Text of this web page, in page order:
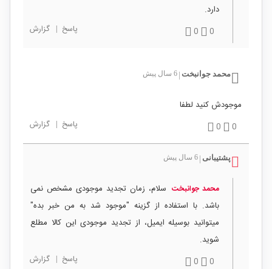
دارد.
0
0 پاسخ | گزارش
محمد جوانبخت 6 سال پیش
موجودش کنید لطفا
0
0 پاسخ | گزارش
پشتیبانی 6 سال پیش
محمد جوانبخت سلام، زمان تجدید موجودی مشخص نمی
باشد. با استفاده از گزینه "موجود شد به من خبر بده"
میتوانید بوسیله ایمیل، از تجدید موجودی این کالا مطلع
شوید.
0
0 پاسخ | گزارش